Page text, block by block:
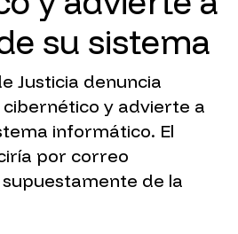
su sistema
Justicia denuncia
y advierte a
informático. El
por correo
de la